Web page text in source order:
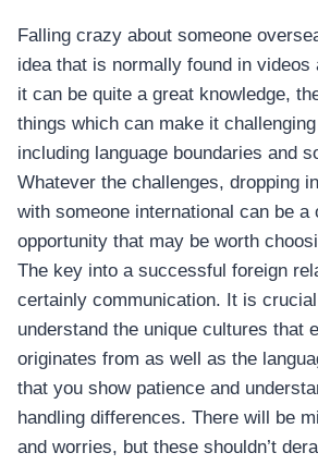
Falling crazy about someone
idea that is normally found in
it can be quite a great knowledge,
things which can make it
including language boundaries and
Whatever the challenges, dropping
with someone international can be a
opportunity that may be worth
The key into a successful foreign
certainly communication. It is
understand the unique cultures that
originates from as well as the
that you show patience and
handling differences. There will be
and worries, but these shouldn’t